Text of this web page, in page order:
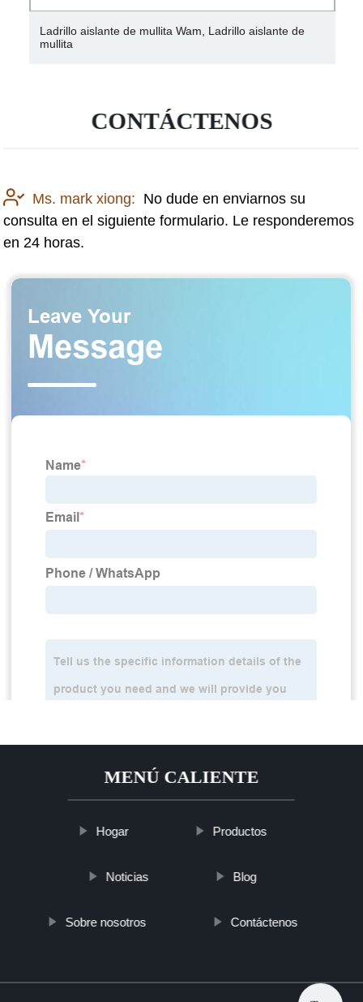
Ladrillo aislante de mullita Wam, Ladrillo aislante de
mullita
CONTÁCTENOS
Ms. mark xiong: No dude en enviarnos su
consulta en el siguiente formulario. Le responderemos
en 24 horas.
MENÚ CALIENTE
Hogar Productos
Noticias Blog
Sobre nosotros Contáctenos